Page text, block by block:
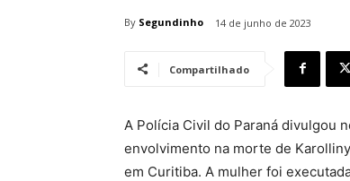
By Segundinho 14 de junho de 2023
Compartilhado
A Polícia Civil do Paraná divulgou
envolvimento na morte de
em Curitiba. A mulher foi